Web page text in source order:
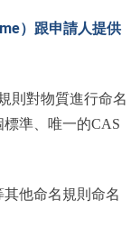
）跟申請人提供
則對物質進行命名
準、唯一的CAS
他命名規則命名